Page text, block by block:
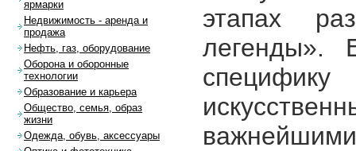
этапах
легенды».
ярмарки
Недвижимость - аренда и
продажа
Нефть, газ, оборудование
Оборона и оборонные
технологии
Образование и карьера
Общество, семья, образ
жизни
Одежда, обувь, аксессуары